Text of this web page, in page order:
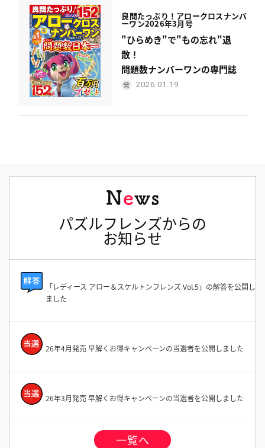
良問たっぷり！ アロークロスナンバ
ーワン2026年3月号
"ひらめき"で"もの忘れ"退
散！
問題数ナンバーワンの専門誌
2026.01.19
パズルフレンズからの
お知らせ
「レディース アロー＆スケルトンフレンズ Vol.5」の解答を公開し
ました
26年4月発売 早解くお得キャンペーンの当選者を公開しました
26年3月発売 早解くお得キャンペーンの当選者を公開しました
一覧へ